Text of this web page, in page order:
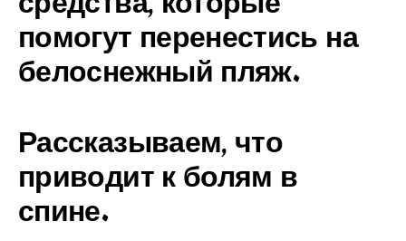
помогут перенестись на
белоснежный пляж.
Рассказываем, что
приводит к болям в
спине.